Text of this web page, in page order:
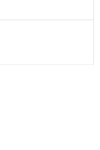
版本。軟體基
度整合
Essential
即時資訊存取、
創作效率